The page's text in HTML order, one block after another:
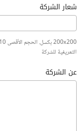
شعار الشركة
التعريفية للشركة
عن الشركة